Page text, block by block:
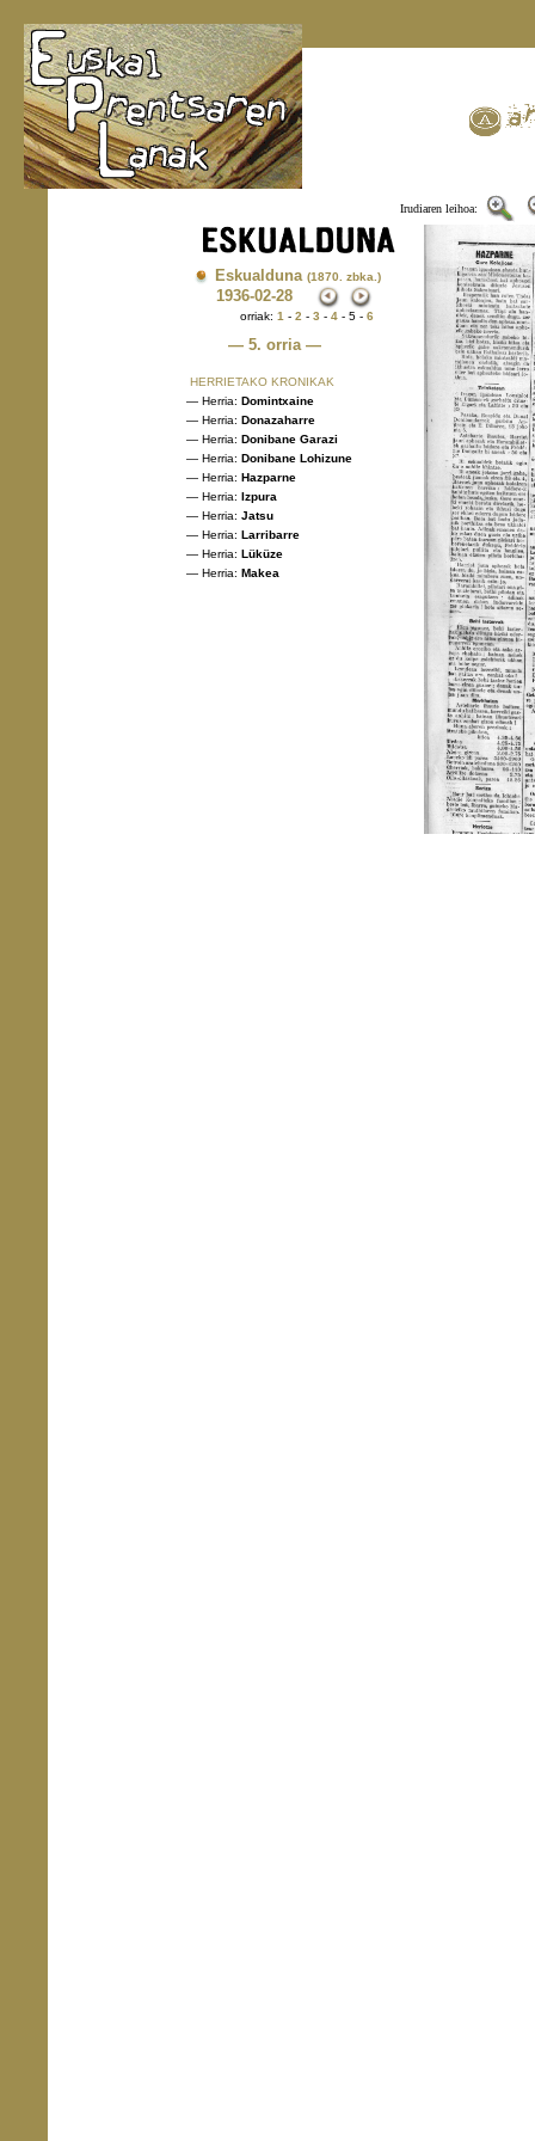
Irudiaren leihoa:
Eskualduna (1870. zbka.)
1936-02-28
orriak: 1 - 2 - 3 - 4 - 5 - 6
— 5. orria —
HERRIETAKO KRONIKAK
— Herria: Domintxaine
— Herria: Donazaharre
— Herria: Donibane Garazi
— Herria: Donibane Lohizune
— Herria: Hazparne
— Herria: Izpura
— Herria: Jatsu
— Herria: Larribarre
— Herria: Lüküze
— Herria: Makea